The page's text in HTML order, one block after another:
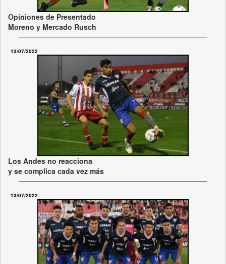
Opiniones de Presentado
Moreno y Mercado Rusch
13/07/2022
Los Andes no reacciona
y se complica cada vez más
13/07/2022